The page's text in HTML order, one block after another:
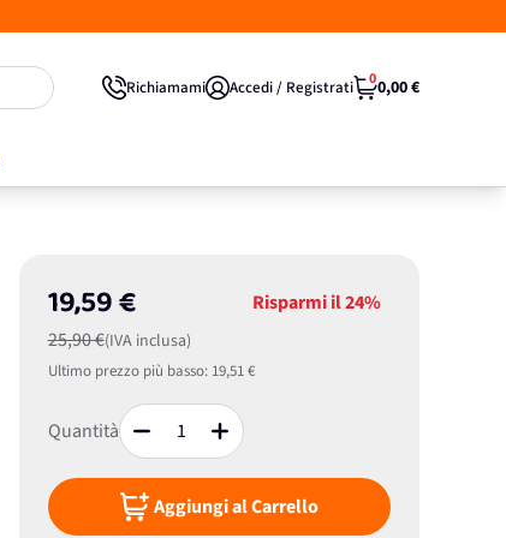
Richiamami Accedi / Registrati 00,00 €
19,59 €
25,90 €(IVA inclusa)
Risparmi il24%
Ultimo prezzo più basso: 19,51 €
Quantità
Aggiungi al Carrello